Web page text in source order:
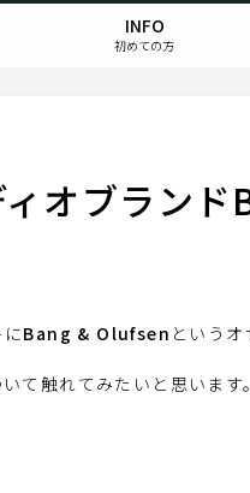
INFO
初めての方
オブラン
Bang & Olufsen という
て触れてみたいと思います。